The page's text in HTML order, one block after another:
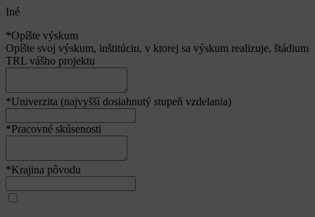
Iné
*Opíšte výskum
Opíšte svoj výskum, inštitúciu, v ktorej sa výskum realizuje, štádium
TRL vášho projektu
*Univerzita (najvyšší dosiahnutý stupeň vzdelania)
*Pracovné skúsenosti
*Krajina pôvodu